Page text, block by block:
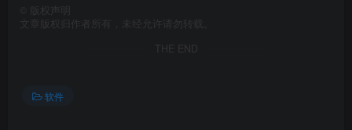
版权声明
文章版权归作者所有，未经允许请勿转载。
THE END
软件